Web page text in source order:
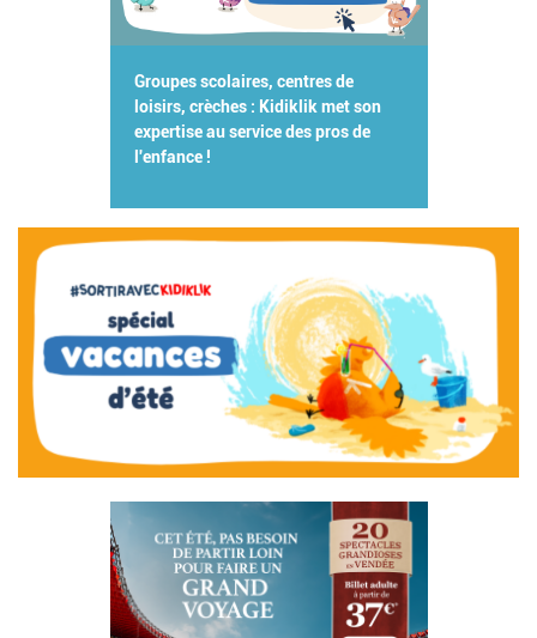
Groupes scolaires, centres de
loisirs, crèches : Kidiklik met son
expertise au service des pros de
l'enfance !